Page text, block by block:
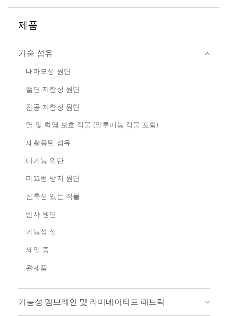
제품
기술 섬유
내마모성 원단
절단 저항성 원단
천공 저항성 원단
열 및 화염 보호 직물 (알루미늄 직물 포함)
재활용된 섬유
다기능 원단
미끄럼 방지 원단
신축성 있는 직물
반사 원단
기능성 실
세일 중
완제품
기능성 멤브레인 및 라미네이티드 패브릭